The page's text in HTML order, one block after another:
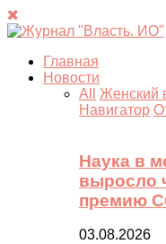
Главная
Новости
All
Женский
Навигатор
Наука в
выросло
премию
03.08.2026